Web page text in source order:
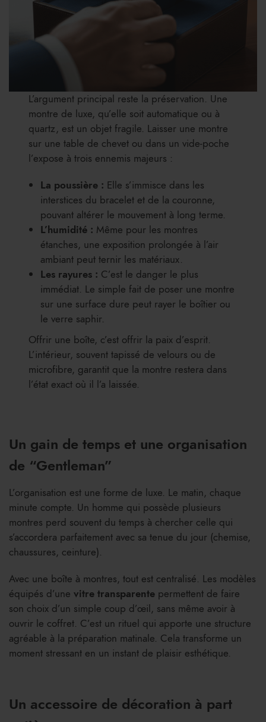
L’argument principal reste la préservation. Une
montre de luxe, qu’elle soit automatique ou à
quartz, est un objet fragile. Laisser une montre
sur une table de chevet ou dans un vide-poche
l’expose à trois ennemis majeurs :
La poussière : Elle s’immisce dans les
interstices du bracelet et de la couronne,
pouvant altérer le mouvement à long terme.
L’humidité : Même pour les montres
étanches, une exposition prolongée à l’air
ambiant peut ternir les matériaux.
Les rayures : C’est le danger le plus
immédiat. Le simple fait de poser une montre
sur une surface dure peut rayer le boîtier ou
le verre saphir.
Offrir une boîte, c’est offrir la paix d’esprit.
L’intérieur, souvent tapissé de velours ou de
microfibre, garantit que la montre restera dans
l’état exact où il l’a laissée.
Un gain de temps et une organisation
de “Gentleman”
L’organisation est une forme de luxe. Le matin, chaque
minute compte. Un homme qui possède plusieurs
montres perd souvent du temps à chercher celle qui
s’accordera parfaitement avec sa tenue du jour (chemise,
chaussures, ceinture).
Avec une boîte à montres, tout est centralisé. Les modèles
équipés d’une vitre transparente permettent de faire
son choix d’un simple coup d’œil, sans même avoir à
ouvrir le coffret. C’est un rituel qui apporte une structure
agréable à la préparation matinale. Cela transforme un
moment stressant en un instant de plaisir esthétique.
Un accessoire de décoration à part